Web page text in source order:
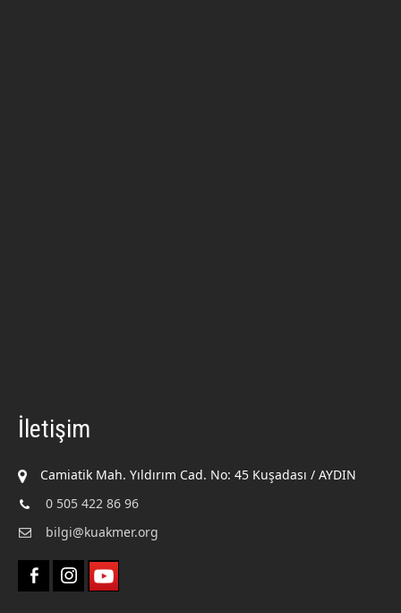
İletişim
Camiatik Mah. Yıldırım Cad. No: 45 Kuşadası / AYDIN
0 505 422 86 96
bilgi@kuakmer.org